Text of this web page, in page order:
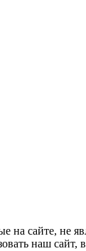
сайте, не
наш сайт,